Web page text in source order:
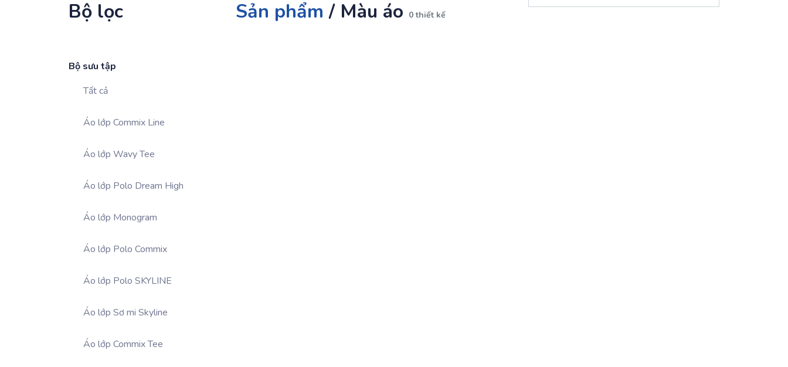
Bộ lọc
Bộ sưu tập
Tất cả
Áo lớp Commix Line
Áo lớp Wavy Tee
Áo lớp Polo Dream High
Áo lớp Monogram
Áo lớp Polo Commix
Áo lớp Polo SKYLINE
Áo lớp Sơ mi Skyline
Áo lớp Commix Tee
Sản phẩm / Màu áo 0 thiết kế